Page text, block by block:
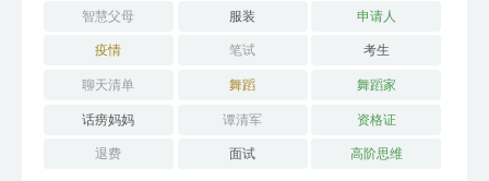
智慧父母 服装 申请人
疫情 笔试 考生
聊天清单 舞蹈 舞蹈家
话痨妈妈 谭清军 资格证
退费 面试 高阶思维